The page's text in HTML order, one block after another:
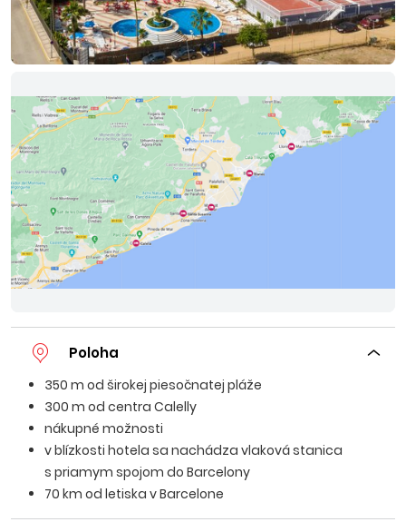
Poloha
350 m od širokej piesočnatej pláže
300 m od centra Calelly
nákupné možnosti
v blízkosti hotela sa nachádza vlaková stanica
s priamym spojom do Barcelony
70 km od letiska v Barcelone